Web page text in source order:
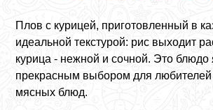
Плов с курицей, приготовленный в
идеальной текстурой: рис выходит
курица - нежной и сочной. Это блюдо
прекрасным выбором для любителей
мясных блюд.